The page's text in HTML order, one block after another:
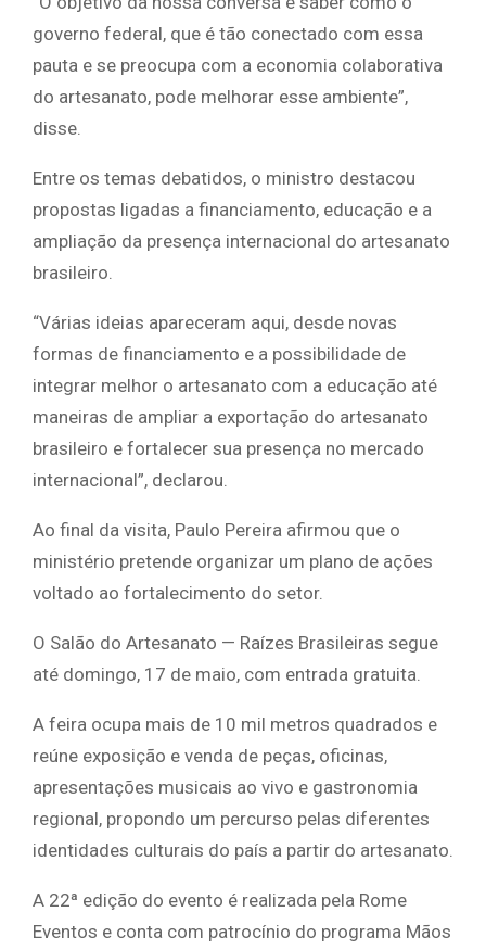
governo federal, que é tão conectado com essa
pauta e se preocupa com a economia colaborativa
do artesanato, pode melhorar esse ambiente”,
disse.
Entre os temas debatidos, o ministro destacou
propostas ligadas a financiamento, educação e a
ampliação da presença internacional do artesanato
brasileiro.
“Várias ideias apareceram aqui, desde novas
formas de financiamento e a possibilidade de
integrar melhor o artesanato com a educação até
maneiras de ampliar a exportação do artesanato
brasileiro e fortalecer sua presença no mercado
internacional”, declarou.
Ao final da visita, Paulo Pereira afirmou que o
ministério pretende organizar um plano de ações
voltado ao fortalecimento do setor.
O Salão do Artesanato — Raízes Brasileiras segue
até domingo, 17 de maio, com entrada gratuita.
A feira ocupa mais de 10 mil metros quadrados e
reúne exposição e venda de peças, oficinas,
apresentações musicais ao vivo e gastronomia
regional, propondo um percurso pelas diferentes
identidades culturais do país a partir do artesanato.
A 22ª edição do evento é realizada pela Rome
Eventos e conta com patrocínio do programa Mãos